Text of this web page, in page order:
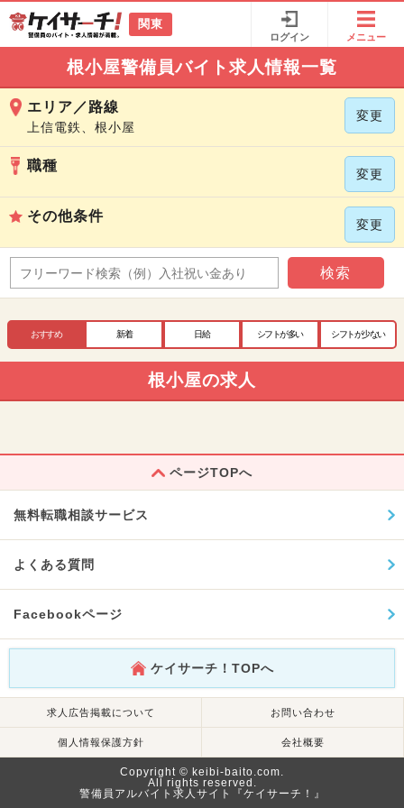
関東
ログイン メニュー
根小屋警備員バイト求人情報一覧
エリア／路線
上信電鉄、根小屋
変更
職種
変更
その他条件
変更
検索
おすすめ 新着 日給 シフトが多い シフトが少ない
根小屋の求人
ページTOPへ
無料転職相談サービス
よくある質問
Facebookページ
ケイサーチ！TOPへ
求人広告掲載について お問い合わせ
個人情報保護方針 会社概要
Copyright © keibi-baito.com.
All rights reserved.
警備員アルバイト求人サイト『ケイサーチ！』